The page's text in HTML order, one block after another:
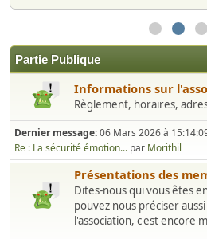
Partie Publique
Informations sur
Règlement, horaires,
Dernier message:06 Mars 2026 à
Re : La sécurité émotion... par Morithil
Présentations des
Dites-nous qui vous êtes
pouvez nous préciser
l'association, c'est encore